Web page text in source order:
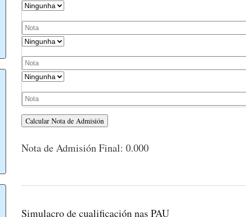
Calcular Nota de Admisión
Nota de Admisión Final: 0.000
Simulacro de cualificación nas PAU